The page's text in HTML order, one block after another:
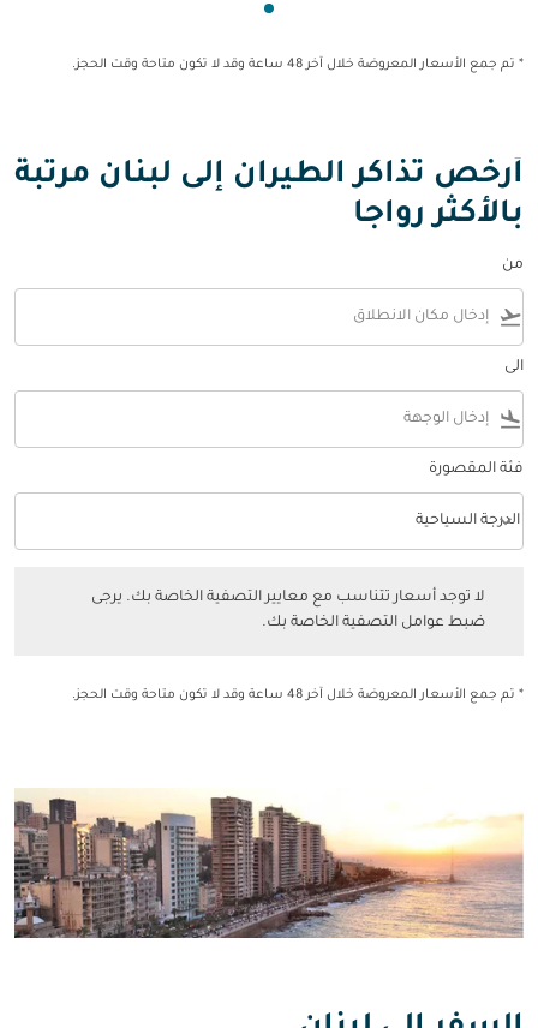
* تم جمع الأسعار المعروضة خلال آخر 48 ساعة وقد لا تكون متاحة وقت الحجز.
أرخص تذاكر الطيران إلى لبنان مرتبة
بالأكثر رواجا
من
flight_takeoff
الى
flight_land
فئة المقصورة
فئة المقصورة option الدرجة السياحية Selected
الدرجة السياحية
keyboard_arrow_down
لا توجد أسعار تتناسب مع معايير التصفية الخاصة بك. يرجى
ضبط عوامل التصفية الخاصة بك.
* تم جمع الأسعار المعروضة خلال آخر 48 ساعة وقد لا تكون متاحة وقت الحجز.